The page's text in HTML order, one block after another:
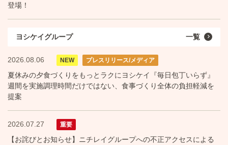
登場！
ヨシケイグループ 一覧
2026.08.06 NEW プレスリリース/メディア
夏休みの夕食づくりをもっとラクにヨシケイ『毎日包丁いらず』
週間を実施調理時間だけではない、食事づくり全体の負担軽減を
提案
2026.07.27 重要
【お詫びとお知らせ】ニチレイグループへの不正アクセスによる